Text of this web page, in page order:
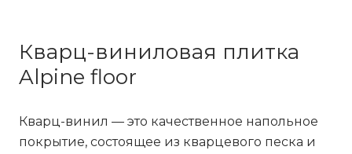
Кварц-виниловая плитка
Alpine floor
Кварц-винил — это качественное напольное
покрытие, состоящее из кварцевого песка и